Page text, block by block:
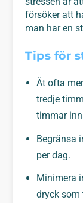
försöker att
man har en
Tips för
Ät ofta
tredje
timmar
Begränsa
per dag.
Minimera
dryck som